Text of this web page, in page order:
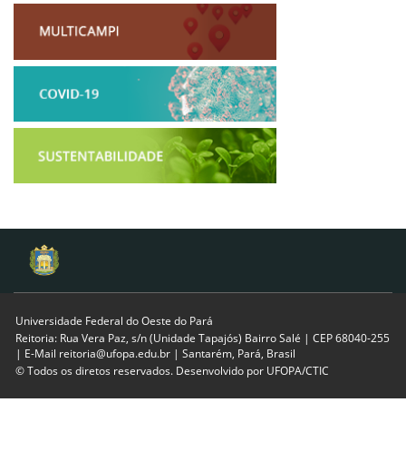
Universidade Federal do Oeste do Pará
Reitoria: Rua Vera Paz, s/n (Unidade Tapajós) Bairro Salé | CEP 68040-255
| E-Mail reitoria@ufopa.edu.br | Santarém, Pará, Brasil
© Todos os diretos reservados. Desenvolvido por UFOPA/CTIC